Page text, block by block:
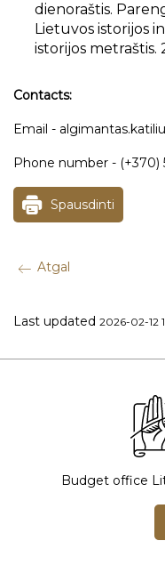
dienoraštis.
Lietuvos istorijos
istorijos metraštis.
Contacts:
Email -
Phone number - (+370)
Spausdinti
Atgal
Last updated 2026-02-12
Budget office